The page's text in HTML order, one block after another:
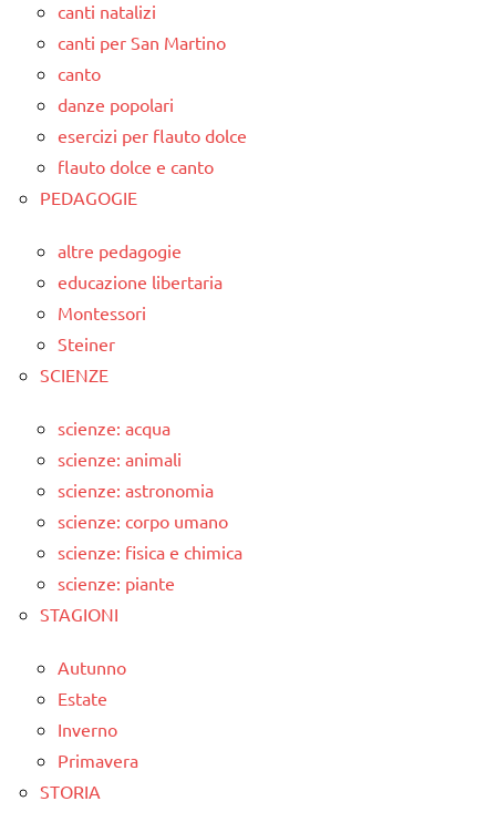
canti natalizi
canti per San Martino
canto
danze popolari
esercizi per flauto dolce
flauto dolce e canto
PEDAGOGIE
altre pedagogie
educazione libertaria
Montessori
Steiner
SCIENZE
scienze: acqua
scienze: animali
scienze: astronomia
scienze: corpo umano
scienze: fisica e chimica
scienze: piante
STAGIONI
Autunno
Estate
Inverno
Primavera
STORIA